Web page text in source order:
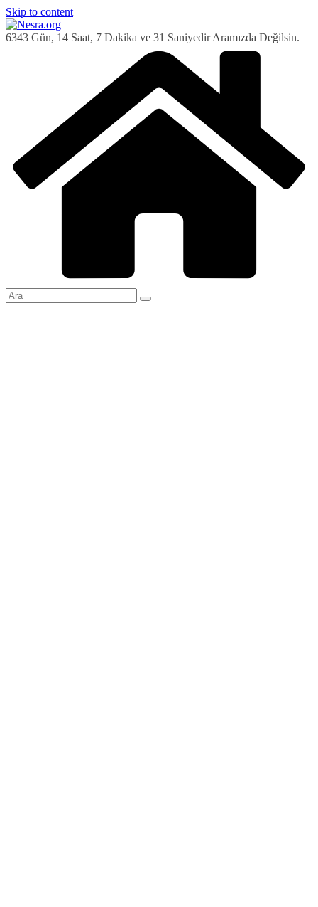
Skip to content
6343 Gün, 14 Saat, 7 Dakika ve 32 Saniyedir Aramızda Değilsin.